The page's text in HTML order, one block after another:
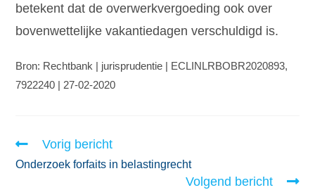
betekent dat de overwerkvergoeding ook over
bovenwettelijke vakantiedagen verschuldigd is.
Bron: Rechtbank | jurisprudentie | ECLINLRBOBR2020893,
7922240 | 27-02-2020
Vorig bericht
Onderzoek forfaits in belastingrecht
Volgend bericht